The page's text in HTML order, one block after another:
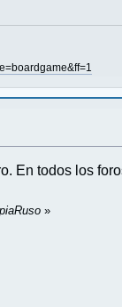
En todos los
»